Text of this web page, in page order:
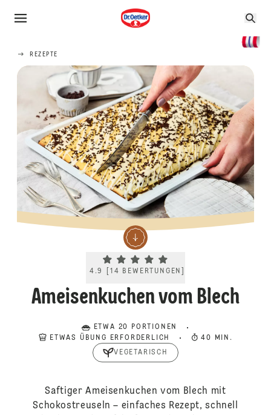
REZEPTE
Current rating 4.9. Click to rate.
4.9 [14 BEWERTUNGEN
Ameisenkuchen vom Blech
ETWA 20 PORTIONEN
ETWAS ÜBUNG ERFORDERLICH
40 MIN.
VEGETARISCH
Saftiger Ameisenkuchen vom Blech mit
Schokostreuseln – einfaches Rezept, schnell